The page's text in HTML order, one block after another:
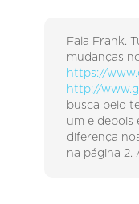
Fala Frank.
mudanças
https://
http://
busca pelo
um e depois
diferença
na página 2.